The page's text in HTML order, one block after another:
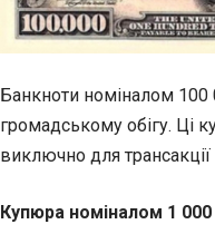
Банкноти номіналом
громадському обігу. Ці
виключно для
Купюра номіналом 1 000